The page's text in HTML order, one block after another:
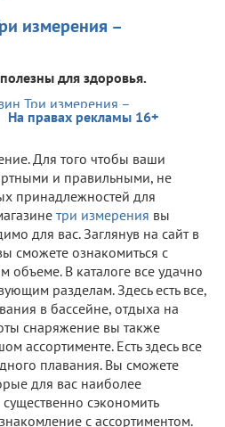
измерения –
для здоровья.
На правах рекламы 16+
Для того чтобы ваши
и правильными, не
принадлежностей для
три измерения вы
для вас. Заглянув на сайт в
сможете ознакомиться с
В каталоге все удачно
разделам. Здесь есть все,
в бассейне, отдыха на
снаряжение вы также
ассортименте. Есть здесь все
плавания. Вы сможете
для вас наиболее
сэкономить
с ассортиментом.